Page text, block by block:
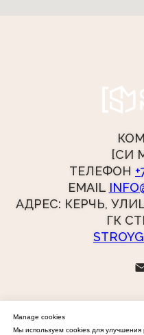
[СИ
ТЕЛЕФОН
EMAIL
АДРЕС: КЕРЧЬ,
ГК
Manage cookies
Мы используем cookies для